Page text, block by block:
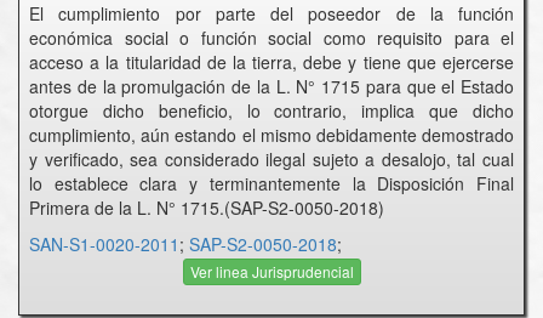
El cumplimiento por parte del poseedor de la función
económica social o función social como requisito para el
acceso a la titularidad de la tierra, debe y tiene que ejercerse
antes de la promulgación de la L. N° 1715 para que el Estado
otorgue dicho beneficio, lo contrario, implica que dicho
cumplimiento, aún estando el mismo debidamente demostrado
y verificado, sea considerado ilegal sujeto a desalojo, tal cual
lo establece clara y terminantemente la Disposición Final
Primera de la L. N° 1715.(SAP-S2-0050-2018)
SAN-S1-0020-2011 ; SAP-S2-0050-2018;
Ver linea Jurisprudencial